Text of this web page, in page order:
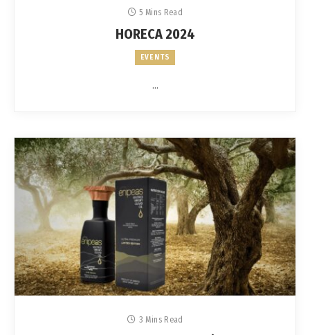
5 Mins Read
HORECA 2024
EVENTS
…
3 Mins Read